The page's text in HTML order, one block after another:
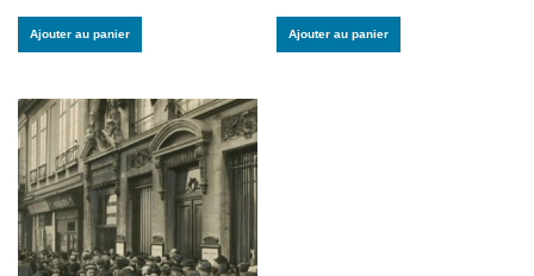
Ajouter au panier Ajouter au panier